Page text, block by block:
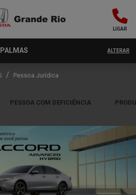
LIGAR
ALTERAR
Pessoa Jurídica
PESSOA COM DEFICIÊNCIA